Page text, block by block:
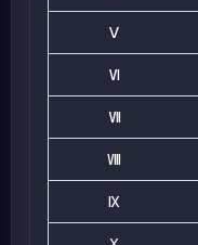
Ⅴ
Ⅵ
Ⅶ
Ⅷ
Ⅸ